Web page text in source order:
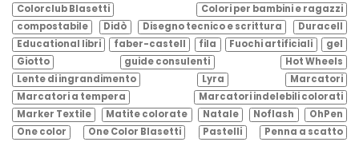
Colorclub Blasetti
Colori per bambini e ragazzi
compostabile
Didò Disegno tecnico e scrittura
Duracell
Educational libri
faber-castell fila Fuochi artificiali
gel
Giotto
guide consulenti
Hot Wheels
Lente di ingrandimento
Lyra
Marcatori
Marcatori a tempera
Marcatori indelebili colorati
Marker Textile
Matite colorate Natale Noflash
OhPen
One color
One Color Blasetti Pastelli
Penna a scatto